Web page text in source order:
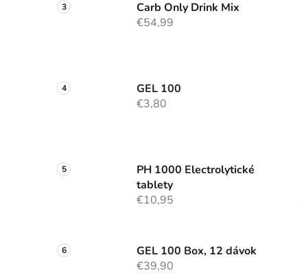
Carb Only Drink Mix
€54,99
GEL 100
€3,80
PH 1000 Electrolytické
tablety
€10,95
GEL 100 Box, 12 dávok
€39,90